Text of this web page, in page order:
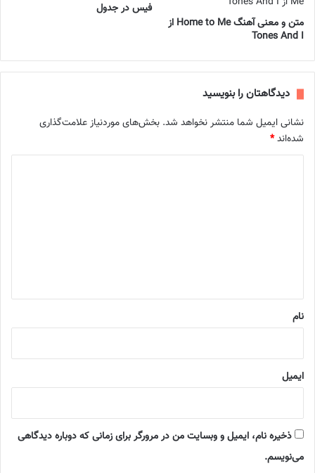
متن و معنی آهنگ Home to Me از
Tones And I
فیس در جدول
دیدگاهتان را بنویسید
نشانی ایمیل شما منتشر نخواهد شد. بخش‌های موردنیاز علامت‌گذاری
شده‌اند*
نام
ایمیل
ذخیره نام، ایمیل و وبسایت من در مرورگر برای زمانی که دوباره دیدگاهی
می‌نویسم.